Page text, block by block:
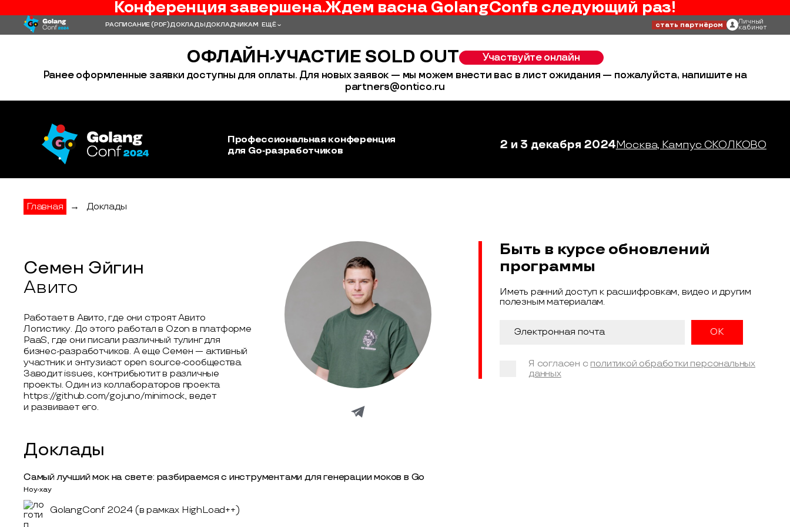
Конференция завершена.Ждем васна GolangConfв следующий раз!
РАСПИСАНИЕ(PDF)ДОКЛАДЫ ДОКЛАДЧИКАМ ЕЩЁ стать партнёром Личный
кабинет
ОФЛАЙН-УЧАСТИЕ SOLD OUT
Участвуйте онлайн
Ранее оформленные заявки доступны для оплаты. Для новых заявок — мы можем внести вас в лист ожидания — пожалуйста, напишите на
partners@ontico.ru
Профессиональная конференция
для Go‑разработчиков
2 и 3 декабря 2024Москва, Кампус СКОЛКОВО
Главная → Доклады
Семен Эйгин
Авито
Работает в Авито, где они строят Авито
Логистику. До этого работал в Ozon в платформе
PaaS, где они писали различный тулинг для
бизнес-разработчиков. А еще Семен — активный
участник и энтузиаст open source-сообщества.
Заводит issues, контрибьютит в различные
проекты. Один из коллабораторов проекта
https://github.com/gojuno/minimock, ведет
и развивает его.
Доклады
Самый лучший мок на свете: разбираемся с инструментами для генерации моков в Go
Ноу-хау
GolangConf 2024 (в рамках HighLoad++)
Быть в курсе обновлений
программы
Иметь ранний доступ к расшифровкам, видео и другим
полезным материалам.
Я согласен с политикой обработки персональных
данных